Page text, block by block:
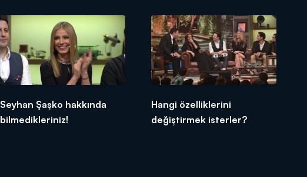
Seyhan Şaşko hakkında
bilmedikleriniz!
Hangi özelliklerini
değiştirmek isterler?